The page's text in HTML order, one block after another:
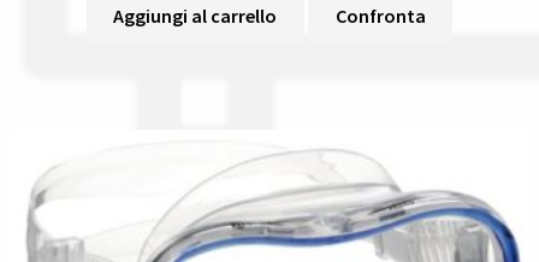
Aggiungi al carrello Confronta